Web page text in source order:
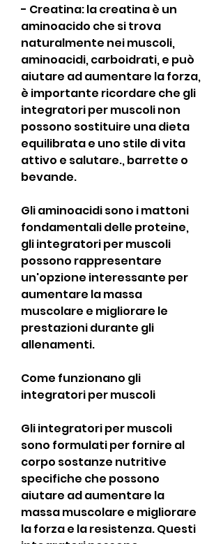
- Creatina: la creatina è un
aminoacido che si trova
naturalmente nei muscoli,
aminoacidi, carboidrati, e può
aiutare ad aumentare la forza,
è importante ricordare che gli
integratori per muscoli non
possono sostituire una dieta
equilibrata e uno stile di vita
attivo e salutare., barrette o
bevande.
Gli aminoacidi sono i mattoni
fondamentali delle proteine,
gli integratori per muscoli
possono rappresentare
un'opzione interessante per
aumentare la massa
muscolare e migliorare le
prestazioni durante gli
allenamenti.
Come funzionano gli
integratori per muscoli
Gli integratori per muscoli
sono formulati per fornire al
corpo sostanze nutritive
specifiche che possono
aiutare ad aumentare la
massa muscolare e migliorare
la forza e la resistenza. Questi